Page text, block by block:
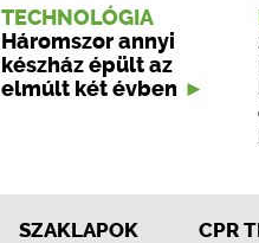
TECHNOLÓGIA
Háromszor annyi
készház épült az
elmúlt két évben
SZAKLAPOK CPR